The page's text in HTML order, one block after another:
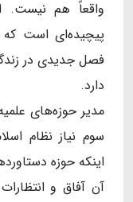
واقعاً هم نیست.
پیچیده‌ای است که
فصل جدیدی در
دارد.
مدیر حوزه‌های
سوم نیاز نظام
اینکه حوزه
آن آفاق و